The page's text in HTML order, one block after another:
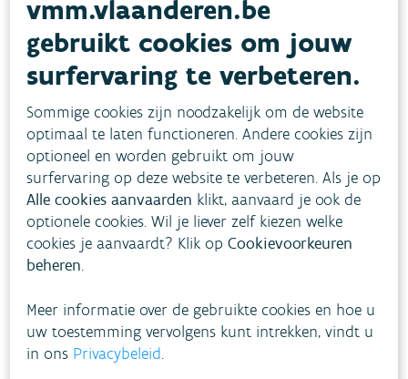
Bekijk de trends meer in detail voor:
ecologische toestand
macro-invertebraten
marcrofyten
fytobenthos
fytoplankton
Ultieme doel nog veraf
vmm.vlaanderen.be
gebruikt cookies om jouw
surfervaring te verbeteren.
Sommige cookies zijn noodzakelijk om de website
optimaal te laten functioneren. Andere cookies zijn
optioneel en worden gebruikt om jouw
surfervaring op deze website te verbeteren. Als je op
Alle cookies aanvaarden klikt, aanvaard je ook de
optionele cookies. Wil je liever zelf kiezen welke
cookies je aanvaardt? Klik opCookievoorkeuren
beheren.
Meer informatie over de gebruikte cookies en hoe u
uw toestemming vervolgens kunt intrekken, vindt u
in ons Privacybeleid.